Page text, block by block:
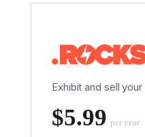
Exhibit and sell your
‪$5.99 per year